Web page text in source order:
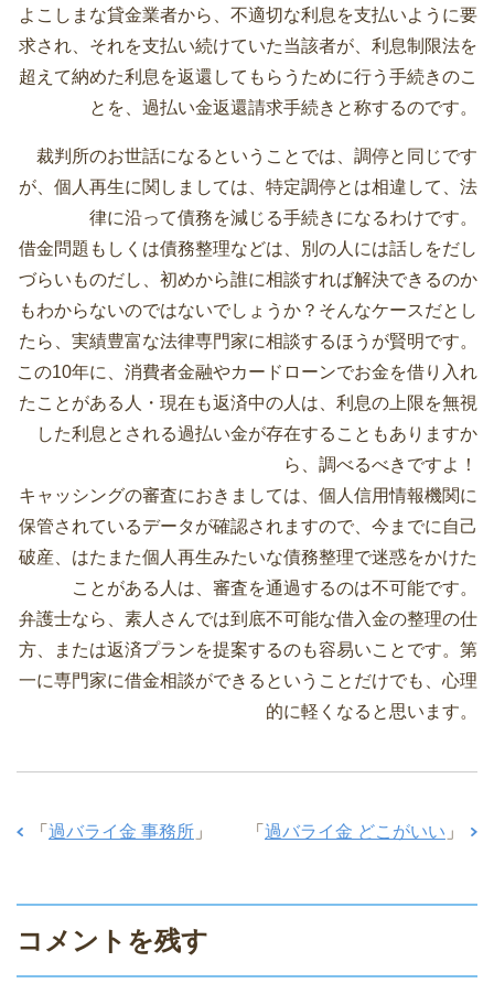
よこしまな貸金業者から、不適切な利息を支払いように要
求され、それを支払い続けていた当該者が、利息制限法を
超えて納めた利息を返還してもらうために行う手続きのこ
とを、過払い金返還請求手続きと称するのです。
裁判所のお世話になるということでは、調停と同じです
が、個人再生に関しましては、特定調停とは相違して、法
律に沿って債務を減じる手続きになるわけです。
借金問題もしくは債務整理などは、別の人には話しをだし
づらいものだし、初めから誰に相談すれば解決できるのか
もわからないのではないでしょうか？そんなケースだとし
たら、実績豊富な法律専門家に相談するほうが賢明です。
この10年に、消費者金融やカードローンでお金を借り入れ
たことがある人・現在も返済中の人は、利息の上限を無視
した利息とされる過払い金が存在することもありますか
ら、調べるべきですよ！
キャッシングの審査におきましては、個人信用情報機関に
保管されているデータが確認されますので、今までに自己
破産、はたまた個人再生みたいな債務整理で迷惑をかけた
ことがある人は、審査を通過するのは不可能です。
弁護士なら、素人さんでは到底不可能な借入金の整理の仕
方、または返済プランを提案するのも容易いことです。第
一に専門家に借金相談ができるということだけでも、心理
的に軽くなると思います。
「 過バライ金 どこがいい 」
「 過バライ金 事務所 」
コメントを残す